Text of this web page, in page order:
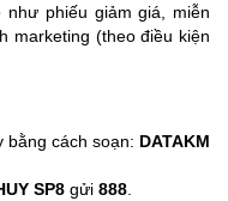
phiếu giảm giá, miễn
marketing (theo điều kiện
bằng cách soạn: DATAKM
SP8 gửi 888.